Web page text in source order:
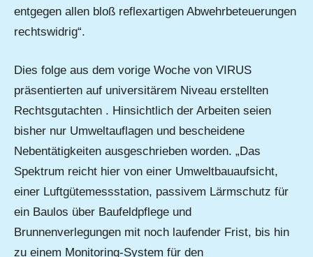
entgegen allen bloß reflexartigen Abwehrbeteuerungen
rechtswidrig“.
Dies folge aus dem vorige Woche von VIRUS
präsentierten auf universitärem Niveau erstellten
Rechtsgutachten . Hinsichtlich der Arbeiten seien
bisher nur Umweltauflagen und bescheidene
Nebentätigkeiten ausgeschrieben worden. „Das
Spektrum reicht hier von einer Umweltbauaufsicht,
einer Luftgütemessstation, passivem Lärmschutz für
ein Baulos über Baufeldpflege und
Brunnenverlegungen mit noch laufender Frist, bis hin
zu einem Monitoring-System für den